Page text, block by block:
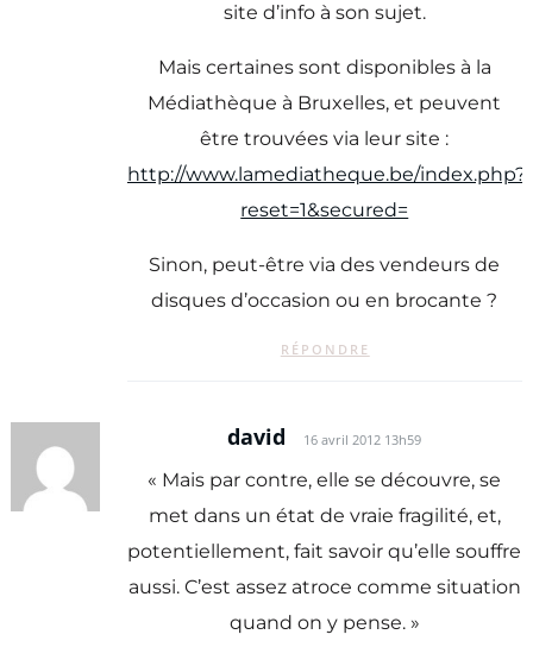
site d’info à son sujet.
Mais certaines sont disponibles à la
Médiathèque à Bruxelles, et peuvent
être trouvées via leur site :
http://www.lamediatheque.be/index.php?
reset=1&secured=
Sinon, peut-être via des vendeurs de
disques d’occasion ou en brocante ?
RÉPONDRE
david 16 avril 2012 13h59
« Mais par contre, elle se découvre, se
met dans un état de vraie fragilité, et,
potentiellement, fait savoir qu’elle souffre
aussi. C’est assez atroce comme situation
quand on y pense. »